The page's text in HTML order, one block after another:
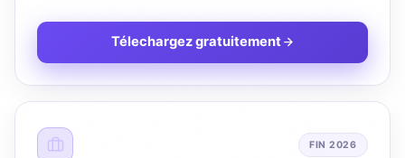
Télechargez gratuitement
FIN 2026